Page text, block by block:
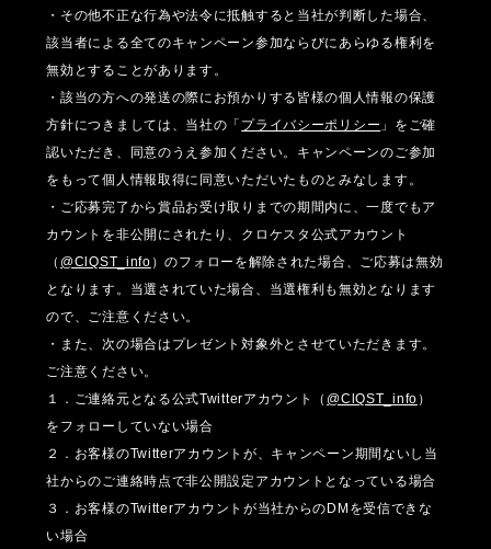
・その他不正な行為や法令に抵触すると当社が判断した場合、
該当者による全てのキャンペーン参加ならびにあらゆる権利を
無効とすることがあります。
・該当の方への発送の際にお預かりする皆様の個人情報の保護
方針につきましては、当社の「 プライバシーポリシー 」をご確
認いただき、同意のうえ参加ください。キャンペーンのご参加
をもって個人情報取得に同意いただいたものとみなします。
・ご応募完了から賞品お受け取りまでの期間内に、一度でもア
カウントを非公開にされたり、クロケスタ公式アカウント
（ @ClQST_info ）のフォローを解除された場合、ご応募は無効
となります。当選されていた場合、当選権利も無効となります
ので、ご注意ください。
・また、次の場合はプレゼント対象外とさせていただきます。
ご注意ください。
１．ご連絡元となる公式Twitterアカウント（ @ClQST_info ）
をフォローしていない場合
２．お客様のTwitterアカウントが、キャンペーン期間ないし当
社からのご連絡時点で非公開設定アカウントとなっている場合
３．お客様のTwitterアカウントが当社からのDMを受信できな
い場合